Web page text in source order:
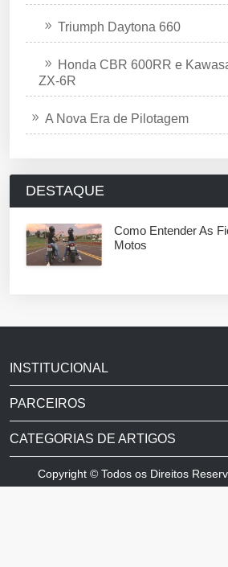
Triumph Daytona 660
Honda CBR 600RR e
ZX-6R
A Nova Era de Pilotagem
DESTAQUE
Como Entender As
Motos
INSTITUCIONAL
PARCEIROS
CATEGORIAS DE ARTIGOS
Copyright © Todos os Direitos